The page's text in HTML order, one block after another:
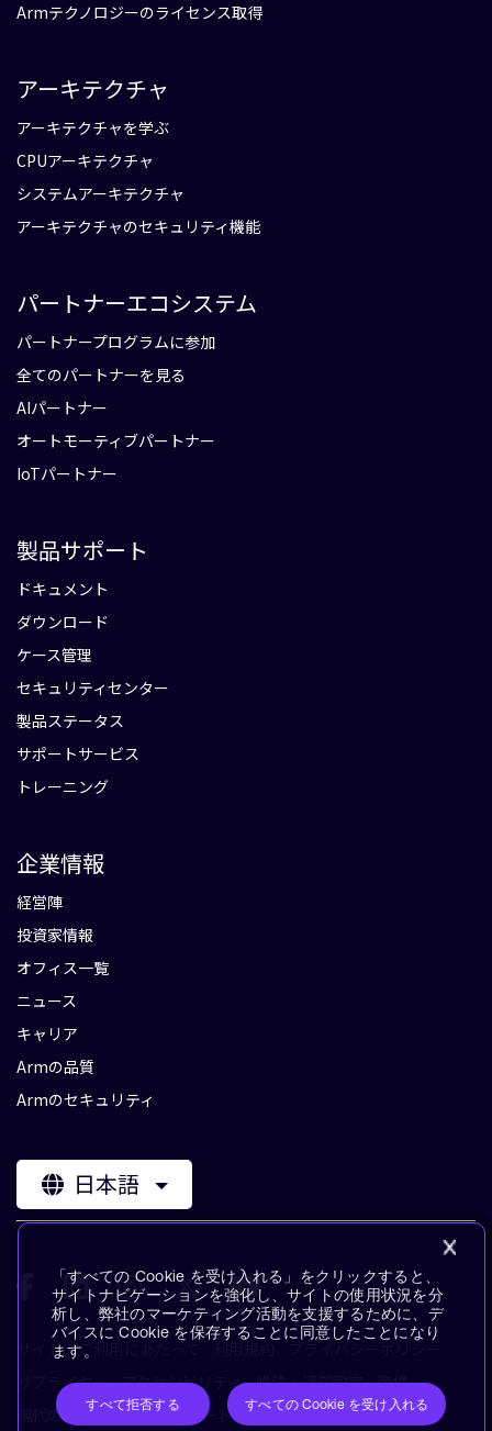
Armテクノロジーのライセンス取得
アーキテクチャ
アーキテクチャを学ぶ
CPUアーキテクチャ
システムアーキテクチャ
アーキテクチャのセキュリティ機能
パートナーエコシステム
パートナープログラムに参加
全てのパートナーを見る
AIパートナー
オートモーティブパートナー
IoTパートナー
製品サポート
ドキュメント
ダウンロード
ケース管理
セキュリティセンター
製品ステータス
サポートサービス
トレーニング
企業情報
経営陣
投資家情報
オフィス一覧
ニュース
キャリア
Armの品質
Armのセキュリティ
日本語
サイトのご利用にあたって
サプライヤー アクセシビリティ 購読・通知設定 商標
現代の奴隷制に対するステートメント
用語集
「すべての Cookie を受け入れる」をクリックすると、
サイトナビゲーションを強化し、サイトの使用状況を分
析し、弊社のマーケティング活動を支援するために、デ
バイスに Cookie を保存することに同意したことになり
ます。
すべて拒否する すべての Cookie を受け入れる